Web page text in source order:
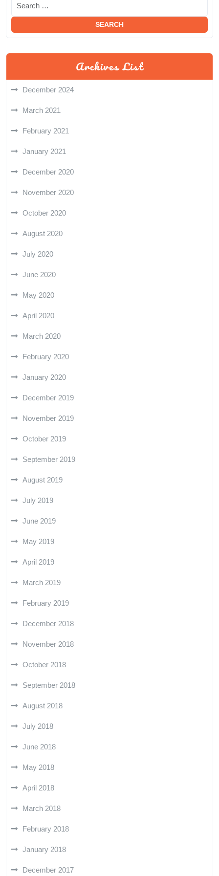
Archives List
December 2024
March 2021
February 2021
January 2021
December 2020
November 2020
October 2020
August 2020
July 2020
June 2020
May 2020
April 2020
March 2020
February 2020
January 2020
December 2019
November 2019
October 2019
September 2019
August 2019
July 2019
June 2019
May 2019
April 2019
March 2019
February 2019
December 2018
November 2018
October 2018
September 2018
August 2018
July 2018
June 2018
May 2018
April 2018
March 2018
February 2018
January 2018
December 2017